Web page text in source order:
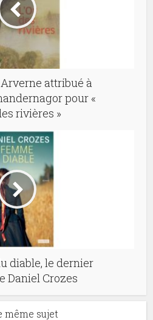
attribué à
pour «
rivières »
diable, le dernier
Daniel Crozes
même sujet